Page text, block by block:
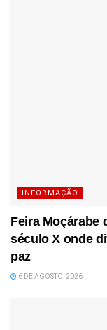
INFORMAÇÃO
Feira Moçárabe
século X onde
paz
6 DE AGOSTO, 2026